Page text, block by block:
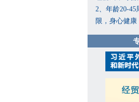
2、年龄20-45
限，身心健康
上学历，精通
语、汉语，
力良好。有
办公软件，